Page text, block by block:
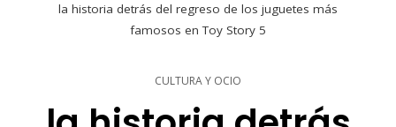
la historia detrás del regreso de los juguetes más
famosos en Toy Story 5
CULTURA Y OCIO